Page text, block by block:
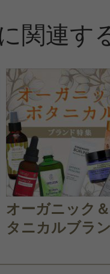
、スムースに
チコミを見る
関連す
オーガニック
タニカルブラ